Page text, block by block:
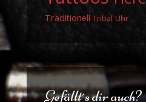
Traditionell Tribal Uhr
Gefällt´s dir auch?